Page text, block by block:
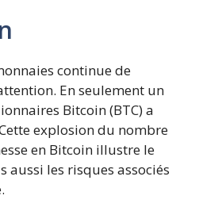
continue de
En seulement un
Bitcoin (BTC) a
explosion du nombre
en Bitcoin illustre le
les risques associés